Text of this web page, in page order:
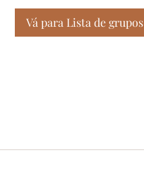
Vá para Lista de grupos